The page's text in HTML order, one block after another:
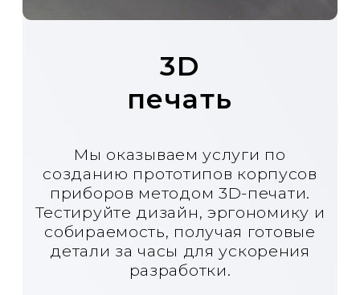
Функциональные
прототипы
Создаём функциональные